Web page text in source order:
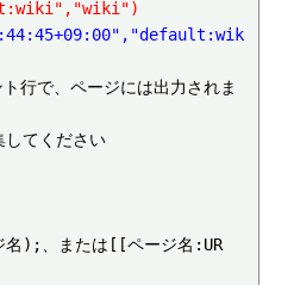
で、ページには出力されま
てください
);、または[[ページ名:UR